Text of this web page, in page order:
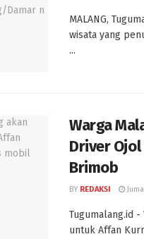
MALANG,
wisata yang
...
Warga
Driver
Brimob
BY REDAKSI
Tugumalang.id
untuk Affan